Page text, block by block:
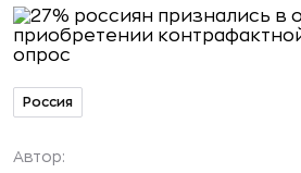
Россия
Автор: